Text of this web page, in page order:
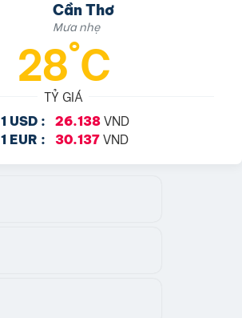
Cần Thơ
Mưa nhẹ
28°C
TỶ GIÁ
1 USD : 26.138VND
1 EUR : 30.137 VND